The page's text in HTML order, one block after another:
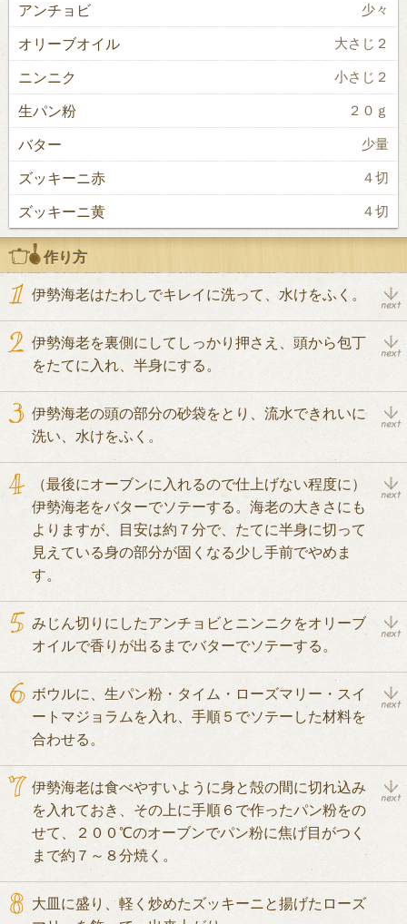
アンチョビ 少々
オリーブオイル 大さじ２
ニンニク 小さじ２
生パン粉 ２０ｇ
バター 少量
ズッキーニ赤 ４切
ズッキーニ黄 ４切
作り方
伊勢海老はたわしでキレイに洗って、水けをふく。
伊勢海老を裏側にしてしっかり押さえ、頭から包丁
をたてに入れ、半身にする。
伊勢海老の頭の部分の砂袋をとり、流水できれいに
洗い、水けをふく。
（最後にオーブンに入れるので仕上げない程度に）
伊勢海老をバターでソテーする。海老の大きさにも
よりますが、目安は約７分で、たてに半身に切って
見えている身の部分が固くなる少し手前でやめま
す。
みじん切りにしたアンチョビとニンニクをオリーブ
オイルで香りが出るまでバターでソテーする。
ボウルに、生パン粉・タイム・ローズマリー・スイ
ートマジョラムを入れ、手順５でソテーした材料を
合わせる。
伊勢海老は食べやすいように身と殻の間に切れ込み
を入れておき、その上に手順６で作ったパン粉をの
せて、２００℃のオーブンでパン粉に焦げ目がつく
まで約７～８分焼く。
大皿に盛り、軽く炒めたズッキーニと揚げたローズ